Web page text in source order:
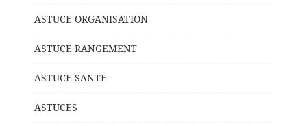
ASTUCE ORGANISATION
ASTUCE RANGEMENT
ASTUCE SANTE
ASTUCES